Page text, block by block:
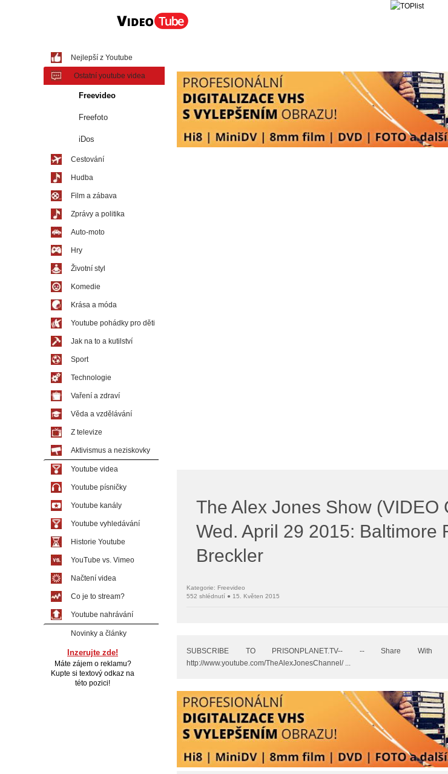
The Alex Jones Show (VIDEO
Wed. April 29 2015: Baltimore
Breckler
Kategorie: Freevideo
552 shlédnutí ● 15. Květen 2015
SUBSCRIBE TO PRISONPLANET.TV-- -- Share
http://www.youtube.com/TheAlexJonesChannel/ ...
Nejlepší z Youtube
Ostatní youtube videa
Freevideo
Freefoto
iDos
Cestování
Hudba
Film a zábava
Zprávy a politika
Auto-moto
Hry
Životní styl
Komedie
Krása a móda
Youtube pohádky pro děti
Jak na to a kutilství
Sport
Technologie
Vaření a zdraví
Věda a vzdělávání
Z televize
Aktivismus a neziskovky
Youtube videa
Youtube písničky
Youtube kanály
Youtube vyhledávání
Historie Youtube
YouTube vs. Vimeo
Načtení videa
Co je to stream?
Youtube nahrávání
Novinky a články
Inzerujte zde!
Máte zájem o reklamu?
Kupte si textový odkaz na
této pozici!